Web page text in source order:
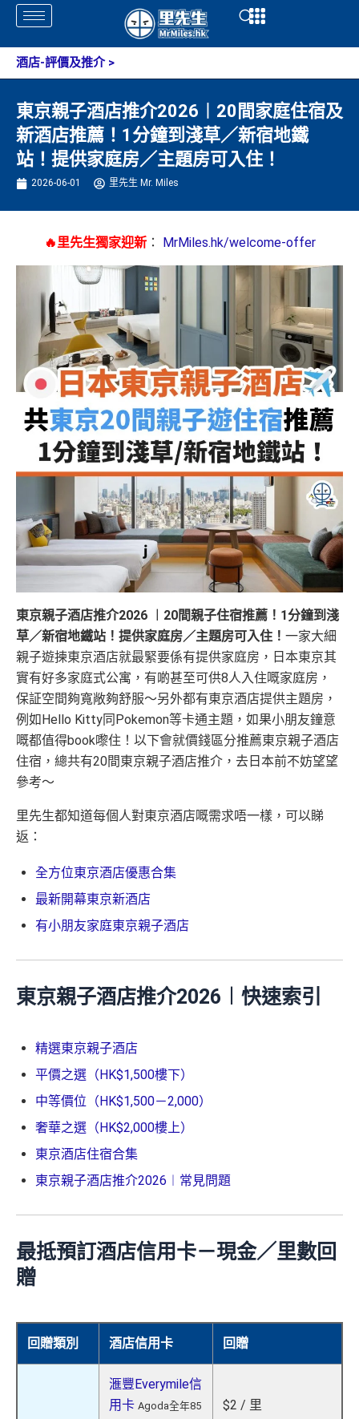
Skip
content
Open
酒店-評價及推介>
東京親子酒店推介2026︱20間家庭住宿及
新酒店推薦！1分鐘到淺草／新宿地鐵
站！提供家庭房／主題房可入住！
2026-06-01 里先生 Mr. Miles
🔥里先生獨家迎新： MrMiles.hk/welcome-offer
東京親子酒店推介2026 ︱20間親子住宿推薦！1分鐘到淺
草／新宿地鐵站！提供家庭房／主題房可入住！ 一家大細
親子遊揀東京酒店就最緊要係有提供家庭房，日本東京其
實有好多家庭式公寓，有啲甚至可供8人入住嘅家庭房，
保証空間夠寬敞夠舒服～另外都有東京酒店提供主題房，
例如Hello Kitty同Pokemon等卡通主題，如果小朋友鐘意
嘅都值得book嚟住！以下會就價錢區分推薦東京親子酒店
住宿，總共有20間東京親子酒店推介，去日本前不妨望望
參考～
里先生都知道每個人對東京酒店嘅需求唔一樣，可以睇
返：
全方位東京酒店優惠合集
最新開幕東京新酒店
有小朋友家庭東京親子酒店
東京親子酒店推介2026︱快速索引
精選東京親子酒店
平價之選（HK$1,500樓下）
中等價位（HK$1,500－2,000）
奢華之選（HK$2,000樓上）
東京酒店住宿合集
東京親子酒店推介2026︱常見問題
最抵預訂酒店信用卡－現金／里數回
贈
回贈類別 酒店信用卡 回贈
滙豐Everymile信
用卡 Agoda全年85
$2 / 里